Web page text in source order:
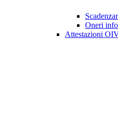
Oneri
Attestazioni